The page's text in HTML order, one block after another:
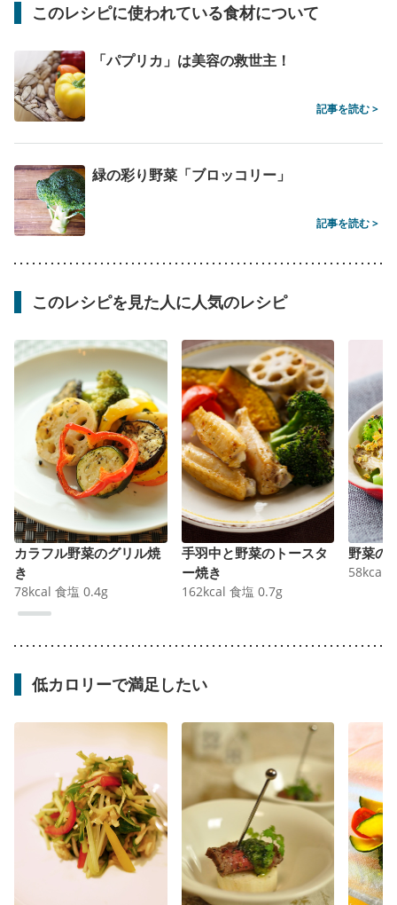
このレシピに使われている食材について
「パプリカ」は美容の救世主！
記事を読む >
緑の彩り野菜「ブロッコリー」
記事を読む >
このレシピを見た人に人気のレシピ
カラフル野菜のグリル焼
き
78kcal 食塩 0.4g
手羽中と野菜のトースタ
ー焼き
162kcal 食塩 0.7g
野菜の
58kcal
低カロリーで満足したい